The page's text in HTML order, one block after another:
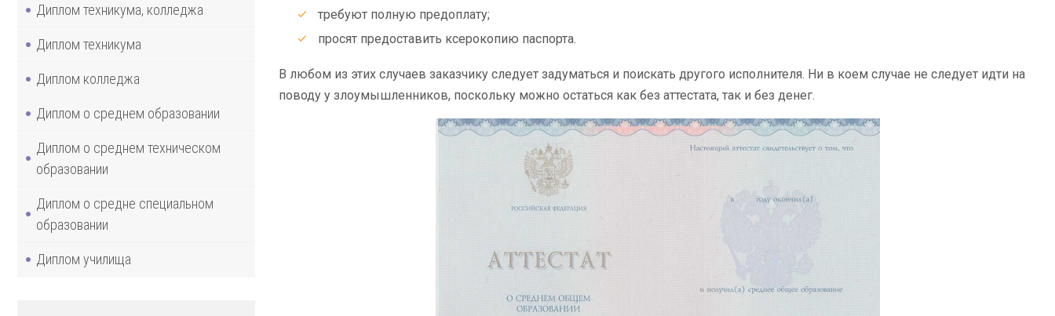
Диплом техникума, колледжа
Диплом техникума
Диплом колледжа
Диплом о среднем образовании
Диплом о среднем техническом
образовании
Диплом о средне специальном
образовании
Диплом училища
требуют полную предоплату;
просят предоставить ксерокопию паспорта.
В любом из этих случаев заказчику следует задуматься и поискать другого исполнителя. Ни в коем случае не следует идти на
поводу у злоумышленников, поскольку можно остаться как без аттестата, так и без денег.